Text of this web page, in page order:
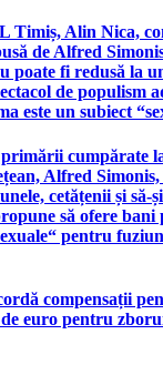
Timiș, Alin Nica,
de Alfred
poate fi redusă la
de populism
este un subiect
cumpărate
Alfred
cetățenii și să-
să ofere bani
pentru
compensații
euro pentru